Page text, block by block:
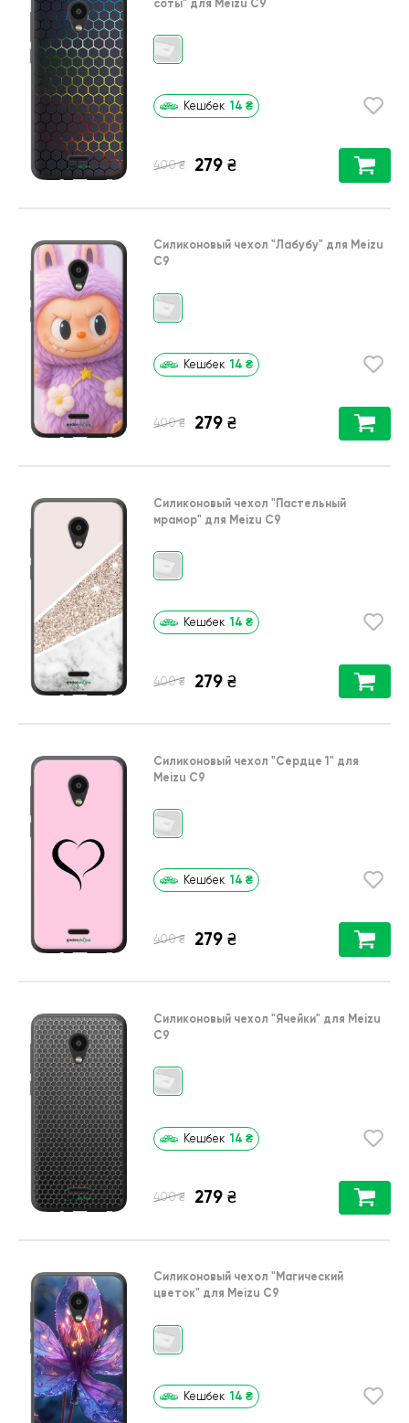
соты" для Meizu C9
Кешбек 14 ₴
400 ₴ 279 ₴
Силиконовый чехол "Лабубу" для Meizu
C9
Кешбек 14 ₴
400 ₴ 279 ₴
Силиконовый чехол "Пастельный
мрамор" для Meizu C9
Кешбек 14 ₴
400 ₴ 279 ₴
Силиконовый чехол "Сердце 1" для
Meizu C9
Кешбек 14 ₴
400 ₴ 279 ₴
Силиконовый чехол "Ячейки" для Meizu
C9
Кешбек 14 ₴
400 ₴ 279 ₴
Силиконовый чехол "Магический
цветок" для Meizu C9
Кешбек 14 ₴